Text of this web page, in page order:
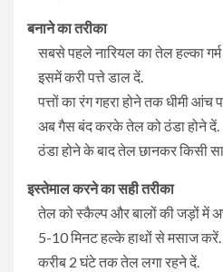
बनाने का तरीका
सबसे पहले नारियल का तेल हल्का
इसमें करी पत्ते डाल दें.
पत्तों का रंग गहरा होने तक धीमी आंच
अब गैस बंद करके तेल को ठंडा होने दें.
ठंडा होने के बाद तेल छानकर किसी
इस्तेमाल करने का सही तरीका
तेल को स्कैल्प और बालों की जड़ों में
5-10 मिनट हल्के हाथों से मसाज करें.
करीब 2 घंटे तक तेल लगा रहने दें.